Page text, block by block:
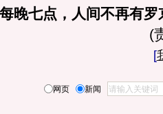
七点，人间不再有罗
(
[
网页 新闻